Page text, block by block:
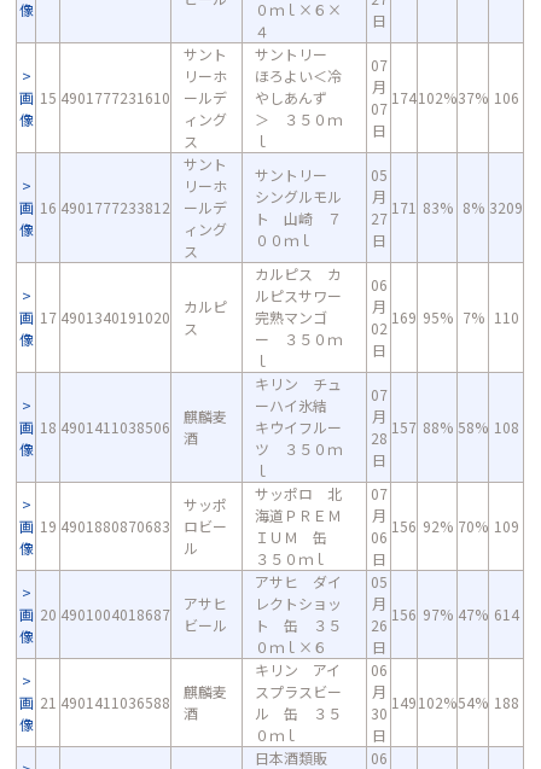
像
０ｍｌ×６×
４
日
画
像
15 4901777231610
サント
リーホ
ールデ
ィング
ス
サントリー
ほろよい＜冷
やしあんず
＞ ３５０ｍ
ｌ
07
月
07
日
174102%37% 106
画
像
16 4901777233812
サント
リーホ
ールデ
ィング
ス
サントリー
シングルモル
ト 山崎 ７
００ｍｌ
05
月
27
日
171 83% 8% 3209
画
像
17 4901340191020
カルピ
ス
カルピス カ
ルピスサワー
完熟マンゴ
ー ３５０ｍ
ｌ
06
月
02
日
169 95% 7% 110
画
像
18 4901411038506
麒麟麦
酒
キリン チュ
ーハイ氷結
キウイフルー
ツ ３５０ｍ
ｌ
07
月
28
日
157 88% 58% 108
画
像
19 4901880870683
サッポ
ロビー
ル
サッポロ 北
海道ＰＲＥＭ
ＩＵＭ 缶
３５０ｍｌ
07
月
06
日
156 92% 70% 109
画
像
20 4901004018687
アサヒ
ビール
アサヒ ダイ
レクトショッ
ト 缶 ３５
０ｍｌ×６
05
月
26
日
156 97% 47% 614
画
像
21 4901411036588
麒麟麦
酒
キリン アイ
スプラスビー
ル 缶 ３５
０ｍｌ
06
月
30
日
149102%54% 188
日本酒類販 06